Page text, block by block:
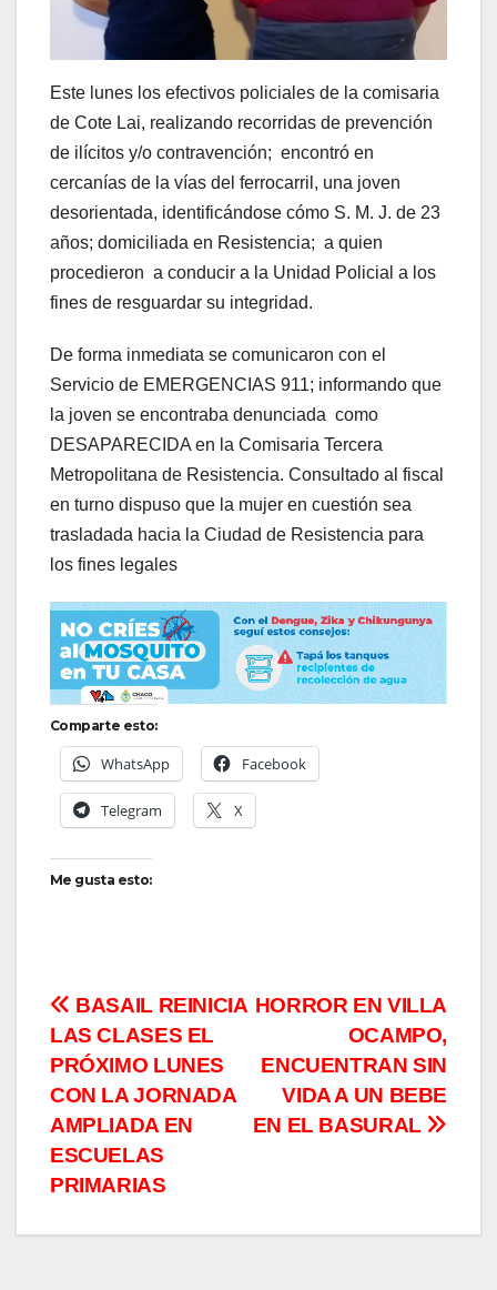
Este lunes los efectivos policiales de la comisaria
de Cote Lai, realizando recorridas de prevención
de ilícitos y/o contravención; encontró en
cercanías de la vías del ferrocarril, una joven
desorientada, identificándose cómo S. M. J. de 23
años; domiciliada en Resistencia; a quien
procedieron a conducir a la Unidad Policial a los
fines de resguardar su integridad.
De forma inmediata se comunicaron con el
Servicio de EMERGENCIAS 911; informando que
la joven se encontraba denunciada como
DESAPARECIDA en la Comisaria Tercera
Metropolitana de Resistencia. Consultado al fiscal
en turno dispuso que la mujer en cuestión sea
trasladada hacia la Ciudad de Resistencia para
los fines legales
Comparte esto:
WhatsApp Facebook
Telegram X
Me gusta esto:
Navegación
de
entradas
HORROR EN VILLA
OCAMPO,
ENCUENTRAN SIN
VIDA A UN BEBE
EN EL BASURAL
BASAIL REINICIA
LAS CLASES EL
PRÓXIMO LUNES
CON LA JORNADA
AMPLIADA EN
ESCUELAS
PRIMARIAS